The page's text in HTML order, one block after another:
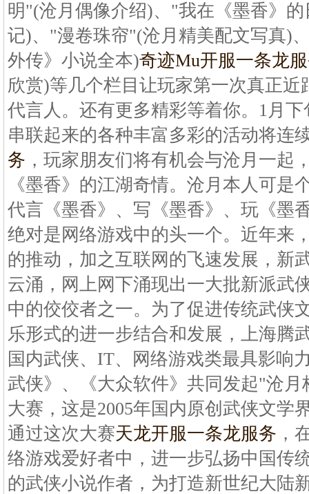
明"(沧月偶像介绍)、"我在《墨香》
记)、"漫卷珠帘"(沧月精美配文写真)
外传》小说全本)奇迹Mu开服一条龙
欣赏)等几个栏目让玩家第一次真正
代言人。还有更多精彩等着你。1月
串联起来的各种丰富多彩的活动将连
务 ，玩家朋友们将有机会与沧月一起
《墨香》的江湖奇情。沧月本人可是
代言《墨香》、写《墨香》、玩《墨
绝对是网络游戏中的头一个。近年来
的推动，加之互联网的飞速发展，新
云涌，网上网下涌现出一大批新派武
中的佼佼者之一。为了促进传统武侠
乐形式的进一步结合和发展，上海腾
国内武侠、IT、网络游戏类最具影响
武侠》、《大众软件》共同发起"沧
大赛，这是2005年国内原创武侠文学
通过这次大赛天龙开服一条龙服务 ，
络游戏爱好者中，进一步弘扬中国传
的武侠小说作者，为打造新世纪大陆